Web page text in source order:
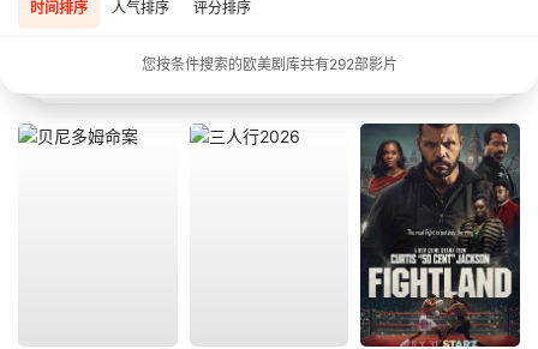
时间排序 人气排序 评分排序
您按条件搜索的欧美剧库共有292部影片